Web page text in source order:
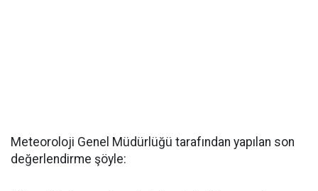
Meteoroloji Genel Müdürlüğü tarafından yapılan son
değerlendirme şöyle: